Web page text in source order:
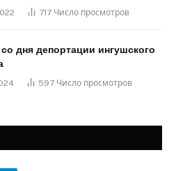
717 Число просмотров
со дня депортации ингушского
597 Число просмотров